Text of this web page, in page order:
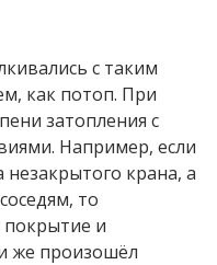
с таким
как потоп. При
затопления с
Например, если
незакрытого крана, а
то
и
же произошёл